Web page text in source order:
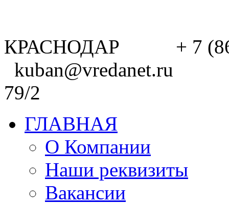
КРАСНОДАР + 7
kuban@vredanet.ru г.
79/2
ГЛАВНАЯ
О Компании
Наши реквизиты
Вакансии